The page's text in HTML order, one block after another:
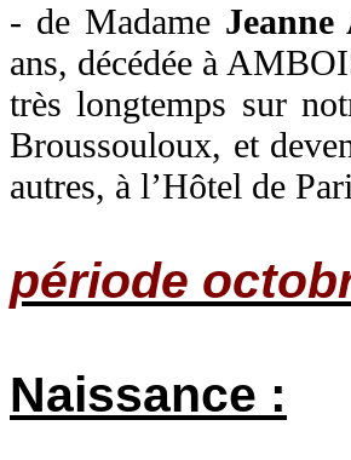
- de Madame
ans, décédée à
très longtemps sur
Broussouloux, et
autres, à l’Hôtel de
période
Naissance :